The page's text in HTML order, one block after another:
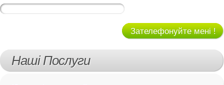
Зателефонуйте мені !
Наші Послуги